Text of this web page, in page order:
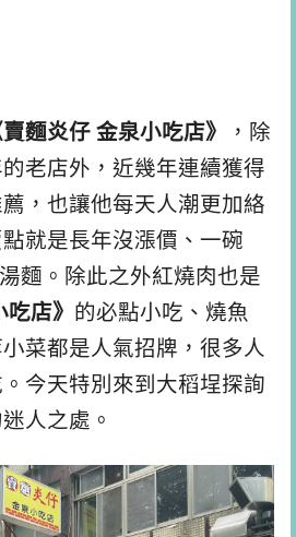
賣麵炎仔 金泉小吃店》
，除
老店外，近幾年連續獲得
，也讓他每天人潮更加絡
就是長年沒漲價、一碗
麵。除此之外紅燒肉也是
店》 的必點小吃、燒魚
菜都是人氣招牌，很多人
今天特別來到大稻埕探詢
人之處。